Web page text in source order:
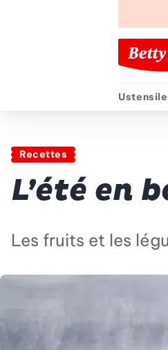
Recettes
L’été en
Les fruits et les